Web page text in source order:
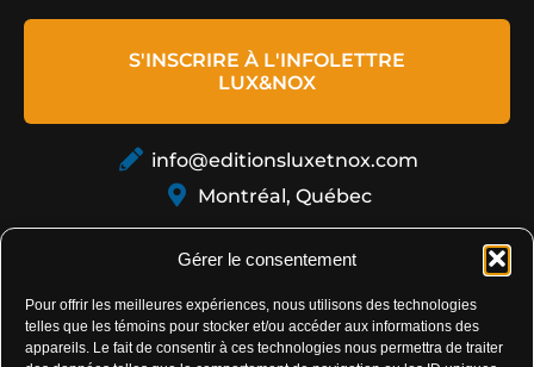
Gérer le consentement
Pour offrir les meilleures expériences, nous utilisons des technologies
telles que les témoins pour stocker et/ou accéder aux informations des
appareils. Le fait de consentir à ces technologies nous permettra de traiter
S'INSCRIRE À L'INFOLETTRE
LUX&NOX
info@editionsluxetnox.com
Montréal, Québec